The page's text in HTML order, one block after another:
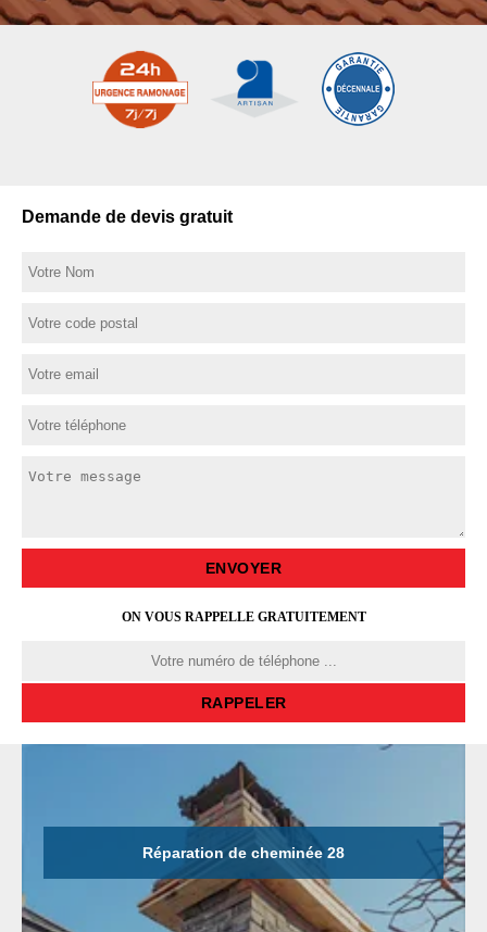
Demande de devis gratuit
ON VOUS RAPPELLE GRATUITEMENT
Réparation de cheminée 28